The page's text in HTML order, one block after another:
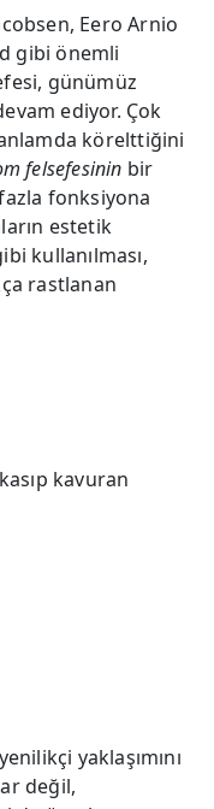
Eero Arnio
gibi önemli
günümüz
ediyor. Çok
körelttiğini
felsefesinin bir
fonksiyona
estetik
kullanılması,
rastlanan
kavuran
yaklaşımını
değil,